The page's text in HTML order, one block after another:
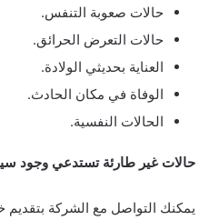
حالات صعوبة التنفس.
حالات التعرض الحرائق.
العناية بحديثي الولادة.
الوفاة في مكان الحادث.
الحالات النفسية.
حالات غير طارئة تستدعي وجود
يمكنك التواصل مع الشركة